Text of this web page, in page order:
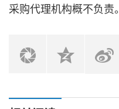
采购代理机构概不负责。